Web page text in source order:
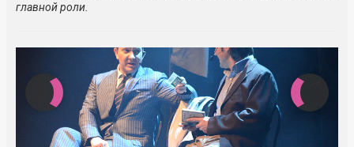
главной роли.